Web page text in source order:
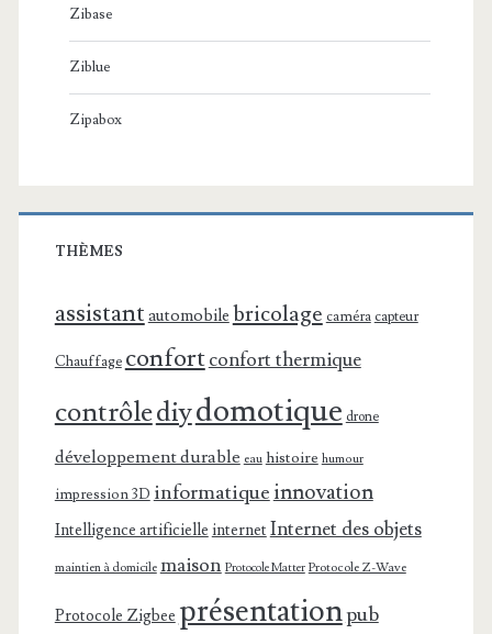
Zibase
Ziblue
Zipabox
THÈMES
assistant automobile bricolage caméra capteur
Chauffage confortconfort thermique
contrôlediydomotique drone
développement durable eau histoire humour
impression 3D informatiqueinnovation
Intelligence artificielle internet Internet des objets
maintien à domicile maison Protocole Matter Protocole Z-Wave
Protocole Zigbee présentationpub